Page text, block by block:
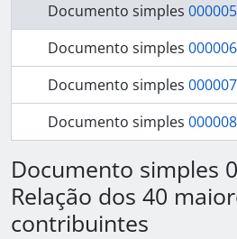
Documento simples 000005 -
Documento simples 000006 -
Documento simples 000007 -
Documento simples 000008 -
Documento simples
Relação dos 40
contribuintes